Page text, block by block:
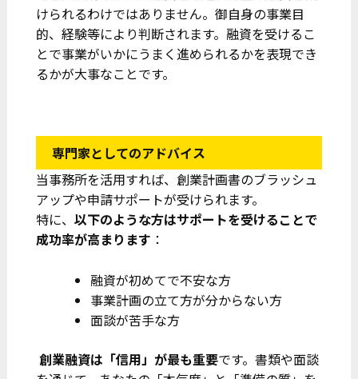
けられるわけではありません。御自身の事業目
的、経験等により判断されます。融資を受けるこ
とで事業がいかにうまく進められるかを表現でき
るかが大事なことです。
専門家としてのアドバイス
当事務所を活用すれば、創業計画書のブラッシュ
アップや申請サポートが受けられます。
特に、 以下のような方はサポートを受けることで
成功率が高まります ：
融資が初めてで不安な方
事業計画の立て方が分からない方
面談が苦手な方
創業融資は「信用」が最も重要です。書類や面談